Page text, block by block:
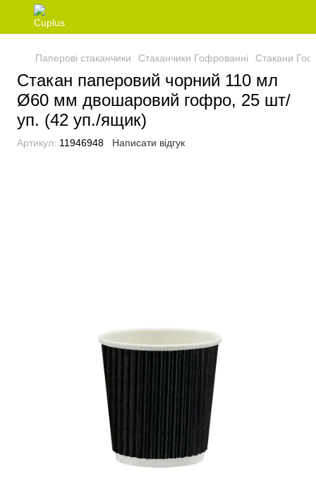
Паперові стаканчики Стаканчики Гофрованні Стакани
Стакан паперовий чорний 110 мл
Ø60 мм двошаровий гофро, 25 шт/
уп. (42 уп./ящик)
Артикул: 11946948 Написати відгук